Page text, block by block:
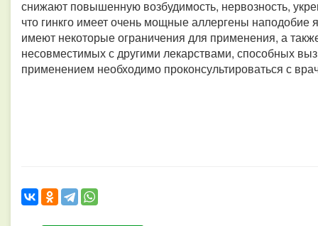
снижают повышенную возбудимость, нервозность,
что гинкго имеет очень мощные аллергены
имеют некоторые ограничения для применения, а
несовместимых с другими лекарствами, способных
применением необходимо проконсультироваться с